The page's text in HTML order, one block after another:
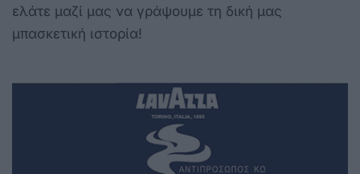
ελάτε μαζί μας να γράψουμε τη δική μας
μπασκετική ιστορία!